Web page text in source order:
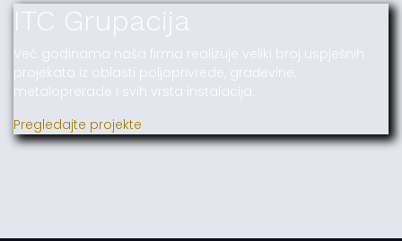
ITC Grupacija
Već godinama naša firma realizuje veliki broj uspješnih
projekata iz oblasti poljoprivrede, građevine,
metaloprerade i svih vrsta instalacija.
Pregledajte projekte